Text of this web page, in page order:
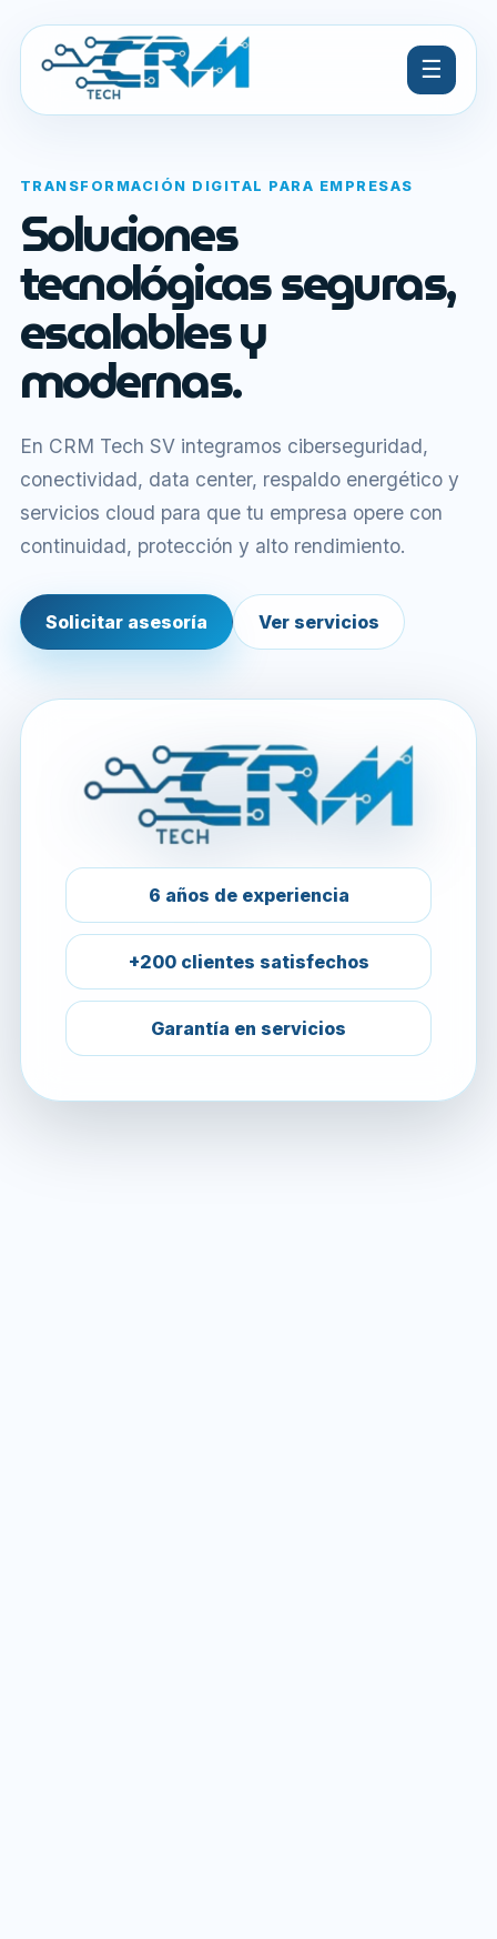
☰
TRANSFORMACIÓN DIGITAL PARA EMPRESAS
Soluciones
tecnológicas seguras,
escalables y
modernas.
En CRM Tech SV integramos ciberseguridad,
conectividad, data center, respaldo energético y
servicios cloud para que tu empresa opere con
continuidad, protección y alto rendimiento.
Solicitar asesoría Ver servicios
6 años de experiencia
+200 clientes satisfechos
Garantía en servicios